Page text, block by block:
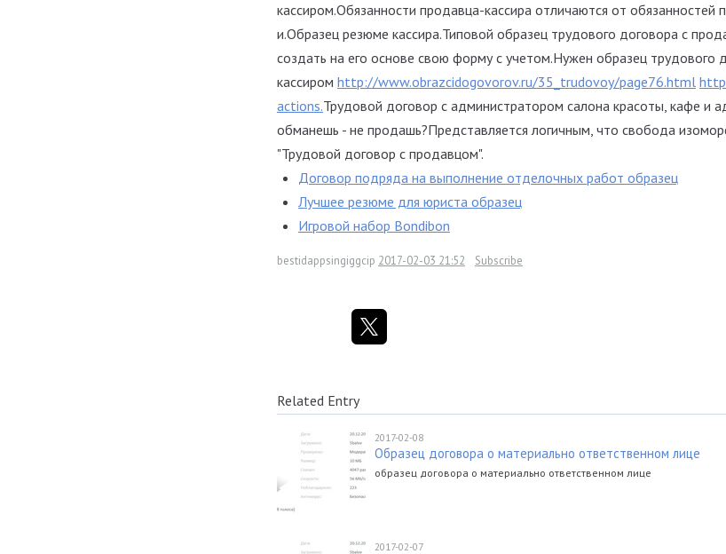
кассиром.Обязанности продавца-кассира отличаются от обязанностей
и.Образец резюме кассира.Типовой образец трудового договора с
создать на его основе свою форму с учетом.Нужен образец трудового
кассиром http://www.obrazcidogovorov.ru/35_trudovoy/page76.html
actions.Трудовой договор с администратором салона красоты, кафе и
обманешь - не продашь?Представляется логичным, что свобода
"Трудовой договор с продавцом".
Договор подряда на выполнение отделочных работ образец
Лучшее резюме для юриста образец
Игровой набор Bondibon
bestidappsingiggcip 2017-02-03 21:52 Subscribe
Related Entry
2017-02-08
Образец договора о материально ответственном лице
образец договора о материально ответственном лице
2017-02-07